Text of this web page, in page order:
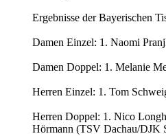
Ergebnisse der Bayerischen
Damen Einzel: 1. Naomi
Damen Doppel: 1. Melanie
Herren Einzel: 1. Tom
Herren Doppel: 1. Nico
Hörmann (TSV Dachau/DJK